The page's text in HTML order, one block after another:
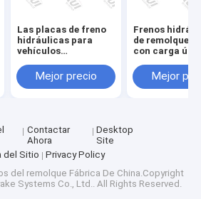
Las placas de freno
hidráulicas para
vehículos
carga útil máxima de
2000 a 3000 libras
Mejor precio
Frenos
de remolque
con carga útil
3000 libras y
de garantía
Mejor
Contactar
Ahora
Desktop
Site
del Sitio
Privacy Policy
del remolque Fábrica De China.Copyright
Systems Co., Ltd.. All Rights Reserved.